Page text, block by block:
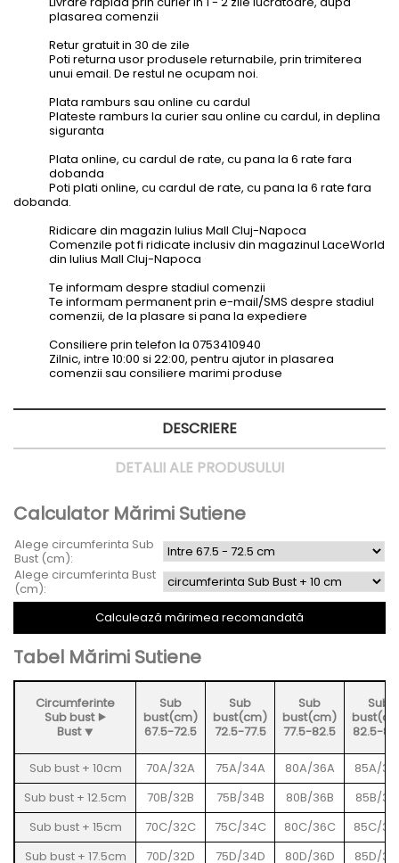
plasarea comenzii
Retur gratuit in 30 de zile
Poti returna usor produsele returnabile, prin trimiterea
unui email. De restul ne ocupam noi.
Plata ramburs sau online cu cardul
Plateste ramburs la curier sau online cu cardul, in deplina
siguranta
Plata online, cu cardul de rate, cu pana la 6 rate fara
dobanda
Poti plati online, cu cardul de rate, cu pana la 6 rate fara
dobanda.
Ridicare din magazin Iulius Mall Cluj-Napoca
Comenzile pot fi ridicate inclusiv din magazinul LaceWorld
din Iulius Mall Cluj-Napoca
Te informam despre stadiul comenzii
Te informam permanent prin e-mail/SMS despre stadiul
comenzii, de la plasare si pana la expediere
Consiliere prin telefon la 0753410940
Zilnic, intre 10:00 si 22:00, pentru ajutor in plasarea
comenzii sau consiliere marimi produse
DESCRIERE
DETALII ALE PRODUSULUI
Calculator Mărimi Sutiene
Alege circumferinta Sub
Bust (cm):
Alege circumferinta Bust
(cm):
Tabel Mărimi Sutiene
Circumferinte
Sub bust ⯈
Bust ⯆
Sub
bust(cm)
67.5-72.5
Sub
bust(cm)
72.5-77.5
Sub
bust(cm)
77.5-82.5
Sub
82.5-
Sub bust + 10cm 70A/32A 75A/34A 80A/36A
85A/
Sub bust + 12.5cm
70B/32B 75B/34B 80B/36B
85B/
Sub bust + 15cm
70C/32C 75C/34C 80C/36C
85C/
Sub bust + 17.5cm
70D/32D 75D/34D 80D/36D 85D/